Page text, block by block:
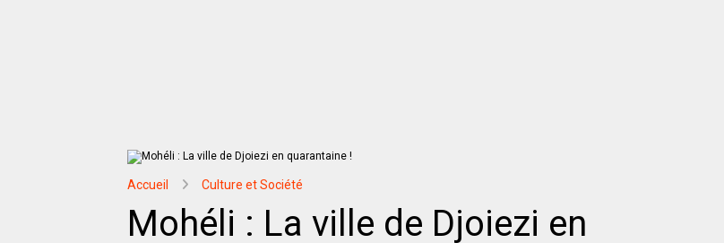
Accueil Culture et Société
Mohéli : La ville de Djoiezi en